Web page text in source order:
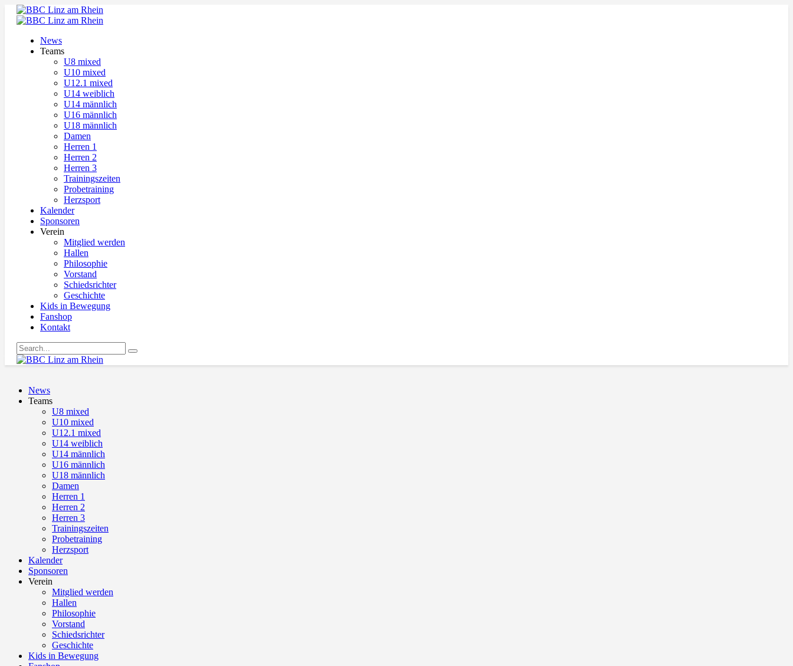
News
Teams
U8 mixed
U10 mixed
U12.1 mixed
U14 weiblich
U14 männlich
U16 männlich
U18 männlich
Damen
Herren 1
Herren 2
Herren 3
Trainingszeiten
Probetraining
Herzsport
Kalender
Sponsoren
Verein
Mitglied werden
Hallen
Philosophie
Vorstand
Schiedsrichter
Geschichte
Kids in Bewegung
Fanshop
Kontakt
News
Teams
U8 mixed
U10 mixed
U12.1 mixed
U14 weiblich
U14 männlich
U16 männlich
U18 männlich
Damen
Herren 1
Herren 2
Herren 3
Trainingszeiten
Probetraining
Herzsport
Kalender
Sponsoren
Verein
Mitglied werden
Hallen
Philosophie
Vorstand
Schiedsrichter
Geschichte
Kids in Bewegung